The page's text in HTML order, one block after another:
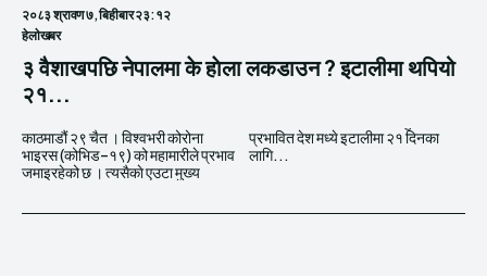
२०८३ श्रावण ७, बिहीबार २३:१२
हेलाेखबर
३ वैशाखपछि नेपालमा के हाेला लकडाउन ? इटालीमा थपियो
२१...
काठमाडौं २९ चैत । विश्वभरी कोरोना
भाइरस (कोभिड–१९) को महामारीले प्रभाव
जमाइरहेको छ । त्यसैकाे एउटा मुख्य
प्रभावित देश मध्ये इटालीमा २१ दिनका
लागि...